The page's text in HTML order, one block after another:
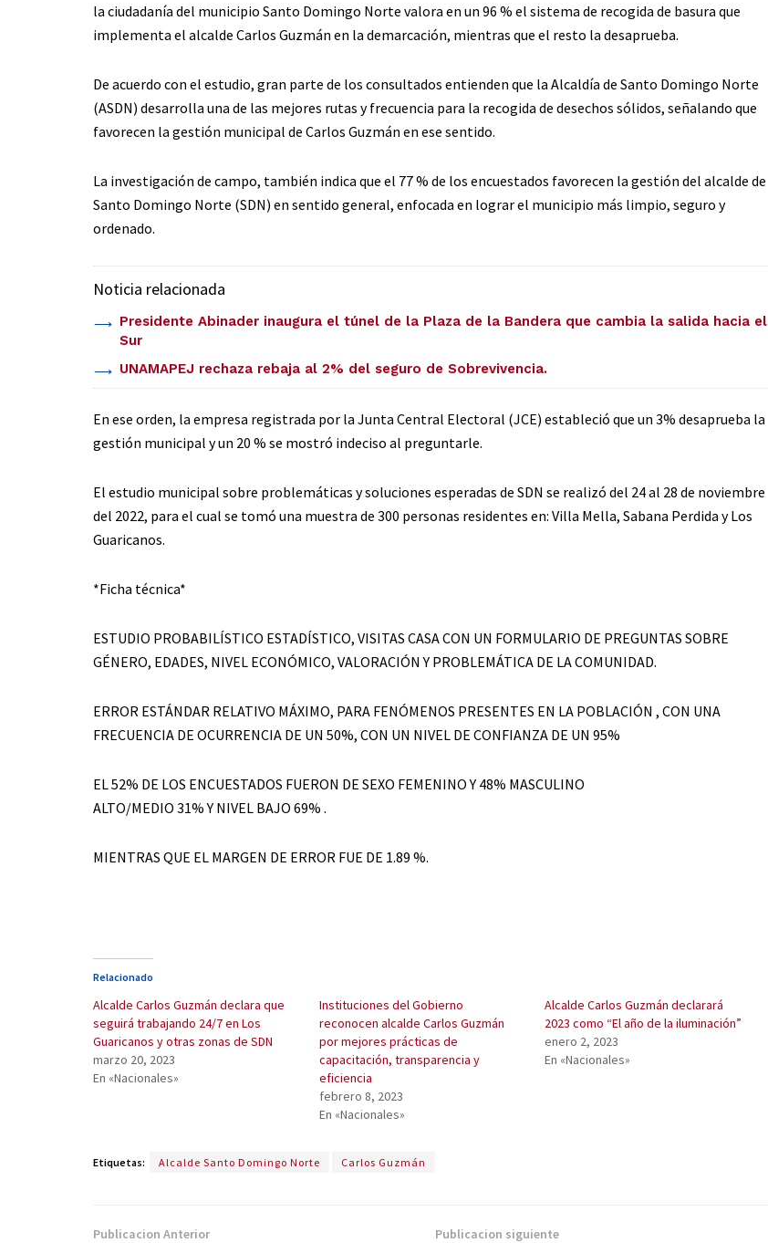
la ciudadanía del municipio Santo Domingo Norte valora en un 96 % el sistema de recogida de basura que
implementa el alcalde Carlos Guzmán en la demarcación, mientras que el resto la desaprueba.
De acuerdo con el estudio, gran parte de los consultados entienden que la Alcaldía de Santo Domingo Norte
(ASDN) desarrolla una de las mejores rutas y frecuencia para la recogida de desechos sólidos, señalando que
favorecen la gestión municipal de Carlos Guzmán en ese sentido.
La investigación de campo, también indica que el 77 % de los encuestados favorecen la gestión del alcalde de
Santo Domingo Norte (SDN) en sentido general, enfocada en lograr el municipio más limpio, seguro y
ordenado.
Noticia relacionada
Presidente Abinader inaugura el túnel de la Plaza de la Bandera que cambia la salida hacia el
Sur
UNAMAPEJ rechaza rebaja al 2% del seguro de Sobrevivencia.
En ese orden, la empresa registrada por la Junta Central Electoral (JCE) estableció que un 3% desaprueba la
gestión municipal y un 20 % se mostró indeciso al preguntarle.
El estudio municipal sobre problemáticas y soluciones esperadas de SDN se realizó del 24 al 28 de noviembre
del 2022, para el cual se tomó una muestra de 300 personas residentes en: Villa Mella, Sabana Perdida y Los
Guaricanos.
*Ficha técnica*
ESTUDIO PROBABILÍSTICO ESTADÍSTICO, VISITAS CASA CON UN FORMULARIO DE PREGUNTAS SOBRE
GÉNERO, EDADES, NIVEL ECONÓMICO, VALORACIÓN Y PROBLEMÁTICA DE LA COMUNIDAD.
ERROR ESTÁNDAR RELATIVO MÁXIMO, PARA FENÓMENOS PRESENTES EN LA POBLACIÓN , CON UNA
FRECUENCIA DE OCURRENCIA DE UN 50%, CON UN NIVEL DE CONFIANZA DE UN 95%
EL 52% DE LOS ENCUESTADOS FUERON DE SEXO FEMENINO Y 48% MASCULINO
ALTO/MEDIO 31% Y NIVEL BAJO 69% .
MIENTRAS QUE EL MARGEN DE ERROR FUE DE 1.89 %.
Relacionado
Alcalde Carlos Guzmán declara que
seguirá trabajando 24/7 en Los
Guaricanos y otras zonas de SDN
marzo 20, 2023
En «Nacionales»
Instituciones del Gobierno
reconocen alcalde Carlos Guzmán
por mejores prácticas de
capacitación, transparencia y
eficiencia
febrero 8, 2023
En «Nacionales»
Alcalde Carlos Guzmán declarará
2023 como “El año de la iluminación”
enero 2, 2023
En «Nacionales»
Etiquetas: Alcalde Santo Domingo Norte Carlos Guzmán
Publicacion Anterior Publicacion siguiente